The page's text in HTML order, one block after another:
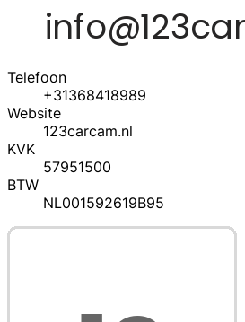
Telefoon
+31368418989
Website
123carcam.nl
KVK
57951500
BTW
NL001592619B95